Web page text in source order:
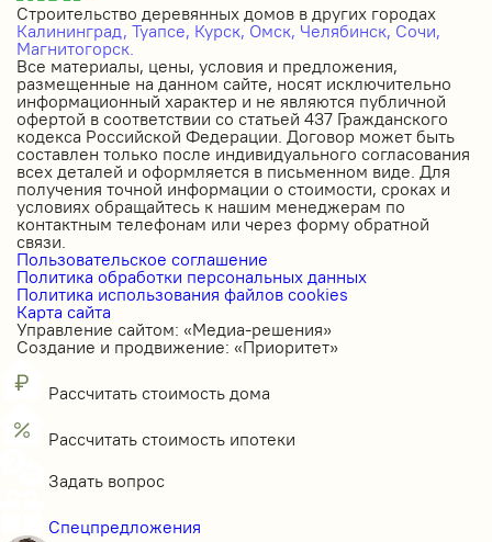
Строительство деревянных домов в других городах
Калининград, Туапсе, Курск, Омск, Челябинск, Сочи,
Магнитогорск.
Все материалы, цены, условия и предложения,
размещенные на данном сайте, носят исключительно
информационный характер и не являются публичной
офертой в соответствии со статьей 437 Гражданского
кодекса Российской Федерации. Договор может быть
составлен только после индивидуального согласования
всех деталей и оформляется в письменном виде. Для
получения точной информации о стоимости, сроках и
условиях обращайтесь к нашим менеджерам по
контактным телефонам или через форму обратной
связи.
Пользовательское соглашение
Политика обработки персональных данных
Политика использования файлов cookies
Карта сайта
Управление сайтом: «Медиа-решения»
Создание и продвижение: «Приоритет»
Рассчитать стоимость дома
Рассчитать стоимость ипотеки
Задать вопрос
Спецпредложения